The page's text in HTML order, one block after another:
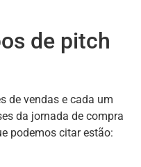
de pitch
de vendas e cada um
da jornada de compra
podemos citar estão: